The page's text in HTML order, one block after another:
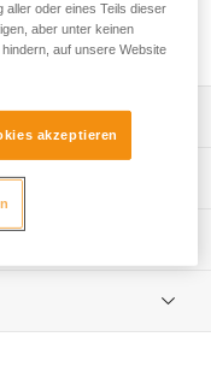
verstärkte obere
aber auch um zu
und
GUIDE 45
aus Polyester
aller oder eines Teils dieser
aber unter keinen
auf unsere Website
akzeptieren